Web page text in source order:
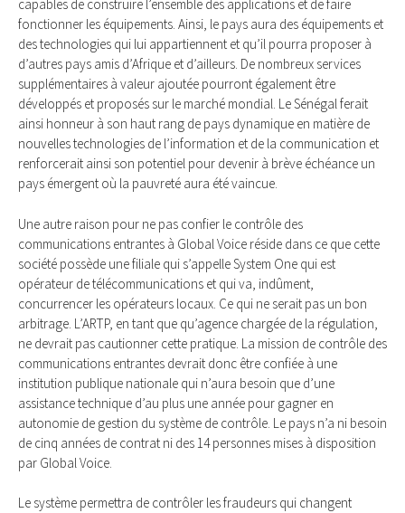
capables de construire l’ensemble des applications et de faire
fonctionner les équipements. Ainsi, le pays aura des équipements et
des technologies qui lui appartiennent et qu’il pourra proposer à
d’autres pays amis d’Afrique et d’ailleurs. De nombreux services
supplémentaires à valeur ajoutée pourront également être
développés et proposés sur le marché mondial. Le Sénégal ferait
ainsi honneur à son haut rang de pays dynamique en matière de
nouvelles technologies de l’information et de la communication et
renforcerait ainsi son potentiel pour devenir à brève échéance un
pays émergent où la pauvreté aura été vaincue.
Une autre raison pour ne pas confier le contrôle des
communications entrantes à Global Voice réside dans ce que cette
société possède une filiale qui s’appelle System One qui est
opérateur de télécommunications et qui va, indûment,
concurrencer les opérateurs locaux. Ce qui ne serait pas un bon
arbitrage. L’ARTP, en tant que qu’agence chargée de la régulation,
ne devrait pas cautionner cette pratique. La mission de contrôle des
communications entrantes devrait donc être confiée à une
institution publique nationale qui n’aura besoin que d’une
assistance technique d’au plus une année pour gagner en
autonomie de gestion du système de contrôle. Le pays n’a ni besoin
de cinq années de contrat ni des 14 personnes mises à disposition
par Global Voice.
Le système permettra de contrôler les fraudeurs qui changent